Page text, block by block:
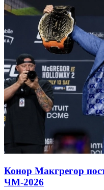
Конор Макгрегор
ЧМ-2026